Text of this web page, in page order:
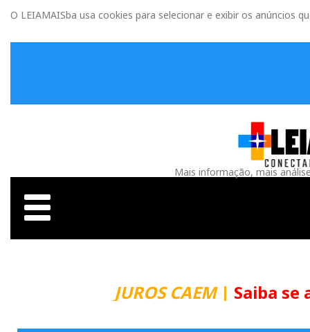
O LEIAMAISba usa cookies para selecionar e exibir os anúncios
Mais informação, mais
JUROS CAEM| Saiba se